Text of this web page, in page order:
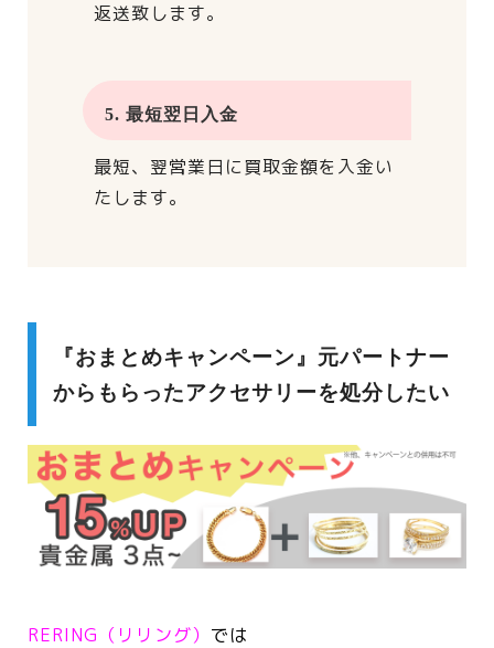
返送致します。
5. 最短翌日入金
最短、翌営業日に買取金額を入金い
たします。
『おまとめキャンペーン』元パートナー
からもらったアクセサリーを処分したい
RERING（リリング） では